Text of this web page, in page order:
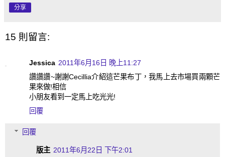
分享
15 則留言:
Jessica 2011年6月16日 晚上11:27
讚讚讚~謝謝Cecillia介紹這芒果布丁，我馬上去市場買兩顆芒
果來做!相信
小朋友看到一定馬上吃光光!
回覆
回覆
版主 2011年6月22日 下午2:01